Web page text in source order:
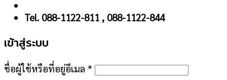
Tel. 088-1122-811 , 088-1122-844
เข้าสู่ระบบ
ชื่อผู้ใช้หรือที่อยู่อีเมล *